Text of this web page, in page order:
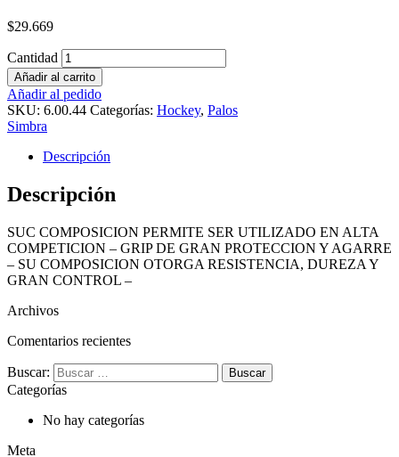
$29.669
Cantidad
Añadir al carrito
Añadir al pedido
SKU: 6.00.44 Categorías: Hockey, Palos
Simbra
Descripción
Descripción
SUC COMPOSICION PERMITE SER UTILIZADO EN ALTA
COMPETICION – GRIP DE GRAN PROTECCION Y AGARRE
– SU COMPOSICION OTORGA RESISTENCIA, DUREZA Y
GRAN CONTROL –
Archivos
Comentarios recientes
Buscar:
Categorías
No hay categorías
Meta